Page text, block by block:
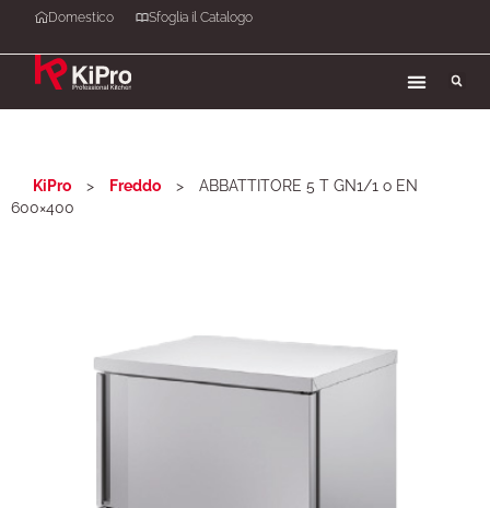
Domestico Sfoglia il Catalogo
KiPro > Freddo >
ABBATTITORE 5 T GN1/1 o EN
600×400